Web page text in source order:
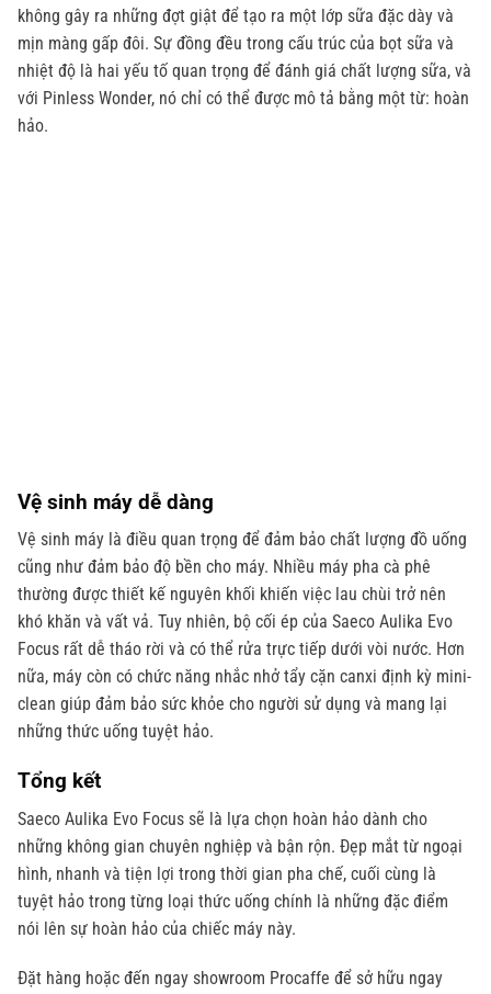
không gây ra những đợt giật để tạo ra một lớp sữa đặc dày và
mịn màng gấp đôi. Sự đồng đều trong cấu trúc của bọt sữa và
nhiệt độ là hai yếu tố quan trọng để đánh giá chất lượng sữa, và
với Pinless Wonder, nó chỉ có thể được mô tả bằng một từ: hoàn
hảo.
Vệ sinh máy dễ dàng
Vệ sinh máy là điều quan trọng để đảm bảo chất lượng đồ uống
cũng như đảm bảo độ bền cho máy. Nhiều máy pha cà phê
thường được thiết kế nguyên khối khiến việc lau chùi trở nên
khó khăn và vất vả. Tuy nhiên, bộ cối ép của Saeco Aulika Evo
Focus rất dễ tháo rời và có thể rửa trực tiếp dưới vòi nước. Hơn
nữa, máy còn có chức năng nhắc nhở tẩy cặn canxi định kỳ mini-
clean giúp đảm bảo sức khỏe cho người sử dụng và mang lại
những thức uống tuyệt hảo.
Tổng kết
Saeco Aulika Evo Focus sẽ là lựa chọn hoàn hảo dành cho
những không gian chuyên nghiệp và bận rộn. Đẹp mắt từ ngoại
hình, nhanh và tiện lợi trong thời gian pha chế, cuối cùng là
tuyệt hảo trong từng loại thức uống chính là những đặc điểm
nói lên sự hoàn hảo của chiếc máy này.
Đặt hàng hoặc đến ngay showroom Procaffe để sở hữu ngay